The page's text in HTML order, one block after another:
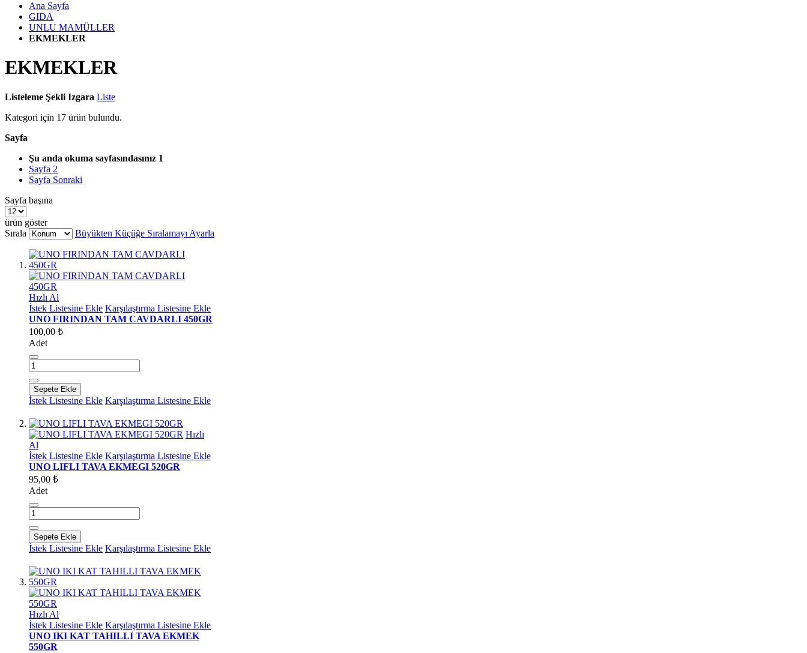
Ana Sayfa
GIDA
UNLU MAMÜLLER
EKMEKLER
EKMEKLER
Listeleme Şekli Izgara Liste
Kategori için 17 ürün bulundu.
Sayfa
Şu anda okuma sayfasındasınız 1
Sayfa 2
Sayfa Sonraki
Sayfa başına
ürün göster
Sırala
Büyükten Küçüğe Sıralamayı Ayarla
Hızlı Al
İstek Listesine Ekle Karşılaştırma Listesine Ekle
UNO FIRINDAN TAM CAVDARLI 450GR
100,00 ₺
Adet
Sepete Ekle
İstek Listesine Ekle Karşılaştırma Listesine Ekle
Hızlı
Al
İstek Listesine Ekle Karşılaştırma Listesine Ekle
UNO LIFLI TAVA EKMEGI 520GR
95,00 ₺
Adet
Sepete Ekle
İstek Listesine Ekle Karşılaştırma Listesine Ekle
Hızlı Al
İstek Listesine Ekle Karşılaştırma Listesine Ekle
UNO IKI KAT TAHILLI TAVA EKMEK
550GR